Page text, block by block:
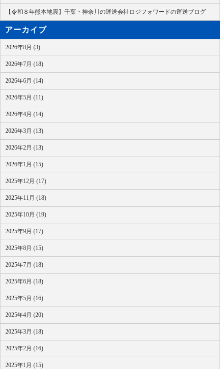
【令和８年熊本地震】千葉・神奈川の運送会社ロジフォワードの運送ブログ
アーカイブ
2026年8月 (3)
2026年7月 (18)
2026年6月 (14)
2026年5月 (11)
2026年4月 (14)
2026年3月 (13)
2026年2月 (13)
2026年1月 (15)
2025年12月 (17)
2025年11月 (18)
2025年10月 (19)
2025年9月 (17)
2025年8月 (15)
2025年7月 (18)
2025年6月 (18)
2025年5月 (16)
2025年4月 (20)
2025年3月 (18)
2025年2月 (16)
2025年1月 (15)